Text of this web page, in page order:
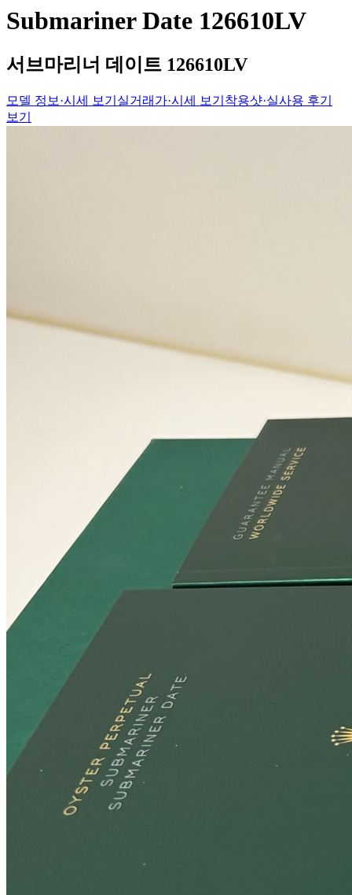
Submariner Date 126610LV
서브마리너 데이트 126610LV
모델 정보·시세 보기 실거래가·시세 보기 착용샷·실사용 후기
보기